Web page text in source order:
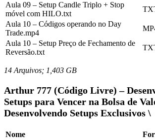
Aula 09 – Setup Candle Triplo + Stop
móvel com HILO.txt
Aula 10 – Códigos operando no Day
Trade.mp4
Aula 10 – Setup Preço de Fechamento de
Reversão.txt
14 Arquivos; 1,403 GB
Arthur 777 (Código Livre) –
Setups para Vencer na Bolsa de
Desenvolvendo Setups Exclusivos \
Nome